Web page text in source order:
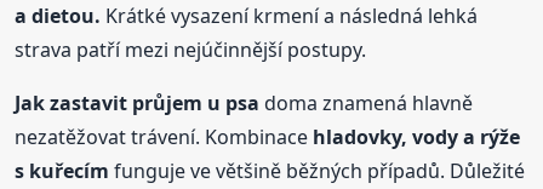
a dietou. Krátké vysazení krmení a následná lehká
strava patří mezi nejúčinnější postupy.
Jak zastavit průjem u psa doma znamená hlavně
nezatěžovat trávení. Kombinace hladovky, vody a rýže
s kuřecím funguje ve většině běžných případů. Důležité